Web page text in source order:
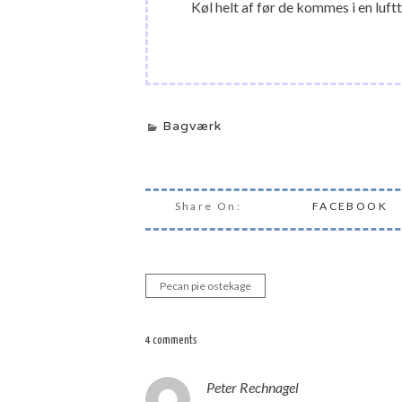
Køl helt af før de kommes i en
Bagværk
Share On: FACEBOOK
Indlægsnavigation
Pecan pie ostekage
4 comments
Peter Rechnagel